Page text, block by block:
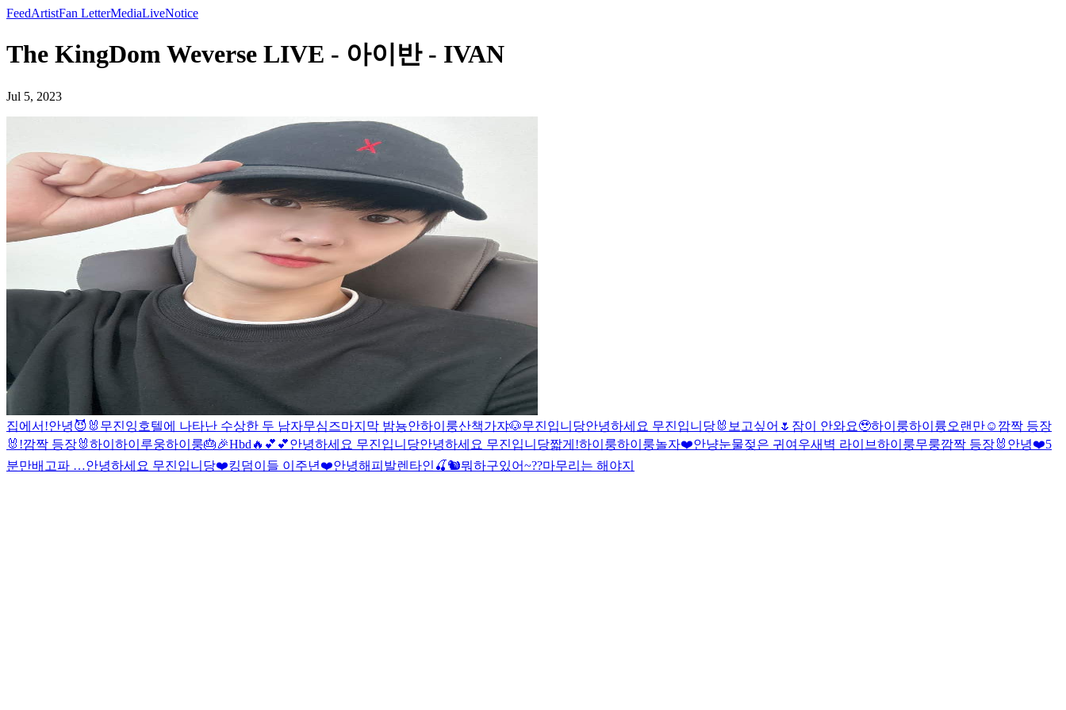
FeedArtistFan LetterMediaLiveNotice
The KingDom Weverse LIVE - 아이반 - IVAN
Jul 5, 2023
집에서!안녕😈🐰 무진잉호텔에 나타난 수상한 두 남자무심즈마지막 밤뇽안하이룽산책가쟈🐶무진입니당안녕하세요 무진입니당🐰 보고싶어🌷 잠이 안와요🥹하이룽하이륭오랜만☺️ 깜짝 등장
🐰!깜짝 등장🐰하이 하이루웅하이룽🎂🎉Hbd 🔥 💕 💕안녕하세요 무진입니당안녕하세요 무진입니당짧게!하이룽하이룽놀자❤️안냥눈물젖은 귀여우새벽 라이브하이룽무룽깜짝 등장🐰 안녕❤️5
분만배고파 …안녕하세요 무진입니당❤️킹덤이들 이주년❤️안녕해피발렌타인 🍒🐿뭐하구있어~??마무리는 해야지